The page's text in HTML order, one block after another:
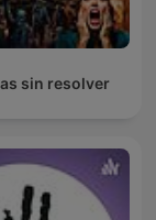
sin resolver